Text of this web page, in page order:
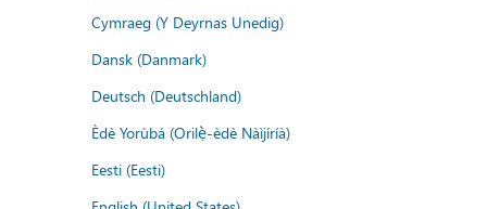
Cymraeg (Y Deyrnas Unedig)
Dansk (Danmark)
Deutsch (Deutschland)
Èdè Yorùbá (Orilẹ̀-èdè Nàìjíríà)
Eesti (Eesti)